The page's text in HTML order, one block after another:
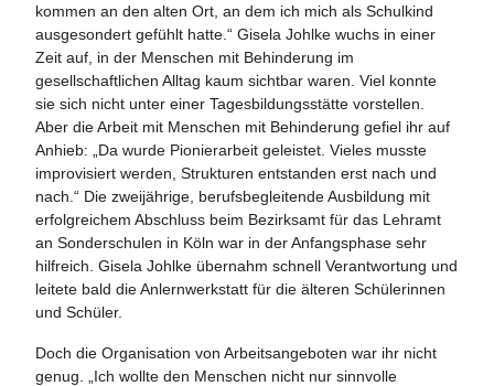
kommen an den alten Ort, an dem ich mich als Schulkind
ausgesondert gefühlt hatte.“ Gisela Johlke wuchs in einer
Zeit auf, in der Menschen mit Behinderung im
gesellschaftlichen Alltag kaum sichtbar waren. Viel konnte
sie sich nicht unter einer Tagesbildungsstätte vorstellen.
Aber die Arbeit mit Menschen mit Behinderung gefiel ihr auf
Anhieb: „Da wurde Pionierarbeit geleistet. Vieles musste
improvisiert werden, Strukturen entstanden erst nach und
nach.“ Die zweijährige, berufsbegleitende Ausbildung mit
erfolgreichem Abschluss beim Bezirksamt für das Lehramt
an Sonderschulen in Köln war in der Anfangsphase sehr
hilfreich. Gisela Johlke übernahm schnell Verantwortung und
leitete bald die Anlernwerkstatt für die älteren Schülerinnen
und Schüler.
Doch die Organisation von Arbeitsangeboten war ihr nicht
genug. „Ich wollte den Menschen nicht nur sinnvolle